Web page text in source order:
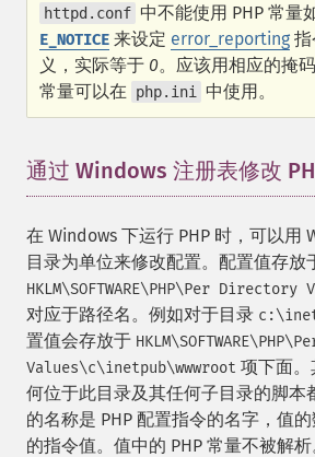
httpd.conf 中不能使用 PHP 常量
E_NOTICE 来设定 error_reporting
义，实际等于 0。应该用相应的掩
常量可以在
php.ini 中使用。
通过 Windows 注册表修改
在 Windows 下运行 PHP 时，可以用
目录为单位来修改配置。配置值存放
HKLM\SOFTWARE\PHP\Per Directory
对应于路径名。例如对于目录
置值会存放于
Values\c\inetpub\wwwroot 项下面
何位于此目录及其任何子目录的脚本
的名称是 PHP 配置指令的名字，值
的指令值。值中的 PHP 常量不被解